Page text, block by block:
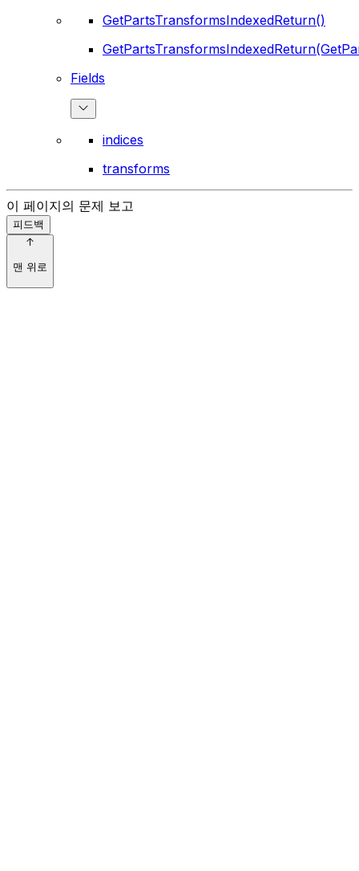
GetPartsTransformsIndexedReturn()
Fields
indices
transforms
이 페이지의 문제 보고
피드백
맨 위로